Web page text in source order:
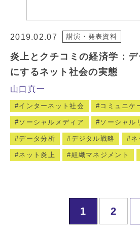
2019.02.07 講演・発表資料
炎上とクチコミの経済学：
にするネット社会の実態
山口真一
インターネット社会 コミュニケ
ソーシャルメディア ソーシャル
データ分析 デジタル戦略 ネ
ネット炎上 組織マネジメント
1 2